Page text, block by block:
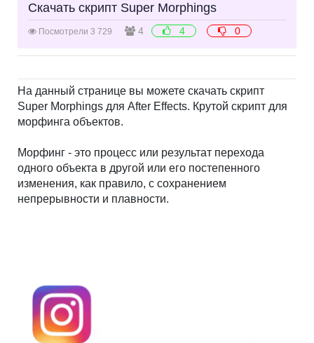
Скачать скрипт Super Morphings
Посмотрели 3 729 4 4 0
На данный странице вы можете скачать скрипт
Super Morphings для After Effects. Крутой скрипт для
морфинга объектов.
Морфинг - это процесс или результат перехода
одного объекта в другой или его постепенного
изменения, как правило, с сохранением
непрерывности и плавности.